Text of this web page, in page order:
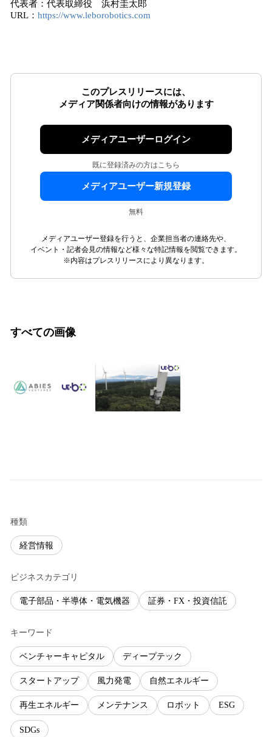
代表者：代表取締役 浜村圭太郎
URL： https://www.leborobotics.com
このプレスリリースには、
メディア関係者向けの情報があります
メディアユーザーログイン
既に登録済みの方はこちら
メディアユーザー新規登録
無料
メディアユーザー登録を行うと、企業担当者の連絡先や、
イベント・記者会見の情報など様々な特記情報を閲覧できます。
※内容はプレスリリースにより異なります。
すべての画像
種類
経営情報
ビジネスカテゴリ
電子部品・半導体・電気機器 証券・FX・投資信託
キーワード
ベンチャーキャピタル ディープテック
スタートアップ 風力発電 自然エネルギー
再生エネルギー メンテナンス ロボット ESG
SDGs